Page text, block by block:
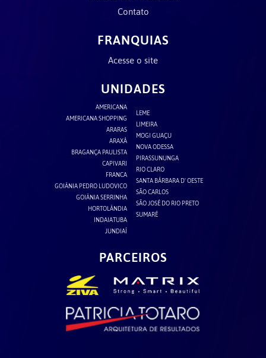
Contato
FRANQUIAS
Acesse o site
UNIDADES
AMERICANA
AMERICANA SHOPPING
ARARAS
ARAXÁ
BRAGANÇA PAULISTA
CAPIVARI
FRANCA
GOIÂNIA PEDRO LUDOVICO
GOIÂNIA SERRINHA
HORTOLÂNDIA
INDAIATUBA
JUNDIAÍ
LEME
LIMEIRA
MOGI GUAÇU
NOVA ODESSA
PIRASSUNUNGA
RIO CLARO
SANTA BÁRBARA D' OESTE
SÃO CARLOS
SÃO JOSÉ DO RIO PRETO
SUMARÉ
PARCEIROS